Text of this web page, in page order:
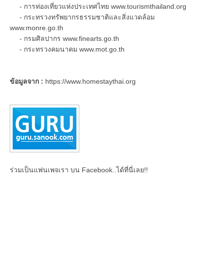
- การท่องเที่ยวแห่งประเทศไทย www.tourismthailand.org
- กระทรวงทรัพยากรธรรมชาติและสิ่งแวดล้อม
www.monre.go.th
- กรมศิลปากร www.finearts.go.th
- กระทรวงคมนาคม www.mot.go.th
ข้อมูลจาก : https://www.homestaythai.org
ร่วมเป็นแฟนเพจเรา บน Facebook..ได้ที่นี่เลย!!